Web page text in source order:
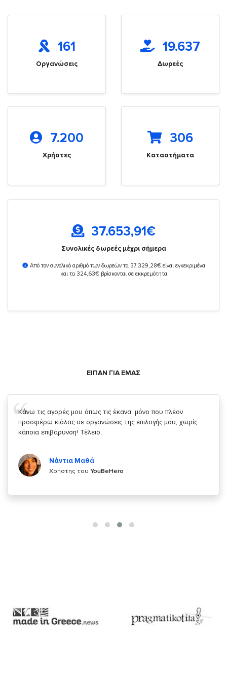
161
Οργανώσεις
19.637
Δωρεές
7.200
Χρήστες
306
Καταστήματα
37.653,91€
Συνολικές δωρεές μέχρι σήμερα
Από τον συνολικό αριθμό των δωρεών τα 37.329,28€ είναι εγκεκριμένα
και τα 324,63€ βρίσκονται σε εκκρεμότητα
ΕΙΠΑΝ ΓΙΑ ΕΜΑΣ
Σας ευχαριστώ που μας δίνετε την δυνατότητα να κάνουμε
κάτι!
Χρήστης τουYouBeHero